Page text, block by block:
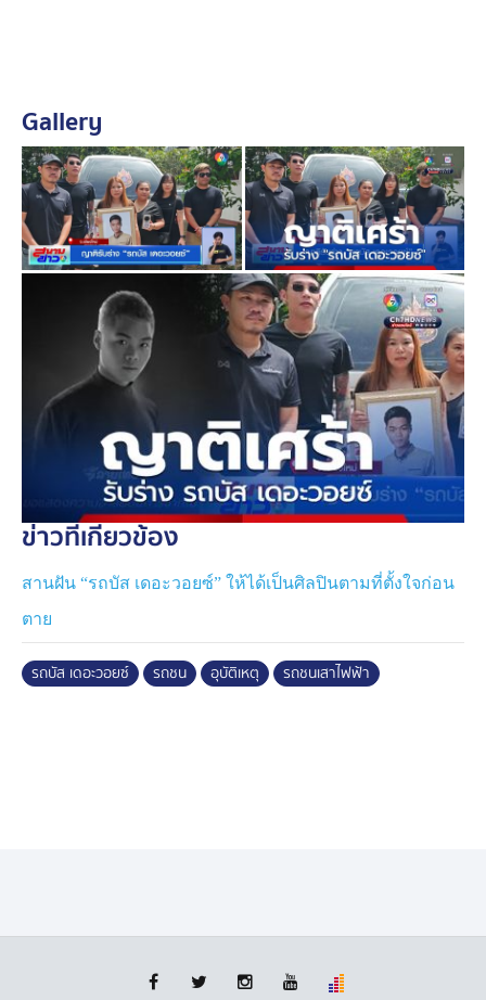
กำกับการ สภ.ช้างเผือก เผยว่า ผลตรวจปริมาณแอลกอฮอล์
ในเลือด นายทรงชัย อายุ 25 ปี คนขับรถกระบะ ที่ขณะนี้ยัง
คงนอนรักษาตัวอยู่ที่โรงพยาบาลนครพิงค์ พบมีค่า 29.2
มิลลิกรัมเปอร์เซ็นต์ ไม่เข้าเกณฑ์ข้อหาเมาแล้วขับ
แต่พฤติการณ์ที่เกิดขึ้นเข้าข่ายความผิดฐานขับรถโดย
ประมาทเป็นเหตุทำให้ทรัพย์สินผู้อื่นเสียหาย และขับรถโดย
ประมาททำให้ผู้อื่นเสียชีวิต
ขณะเดียวกันเมื่อวาน พนักงานสอบสวนเร่งทยอยสอบผู้ได้รับ
ความเสียหายที่มีมากกว่า 20 ราย ยอมรับว่า ต้องใช้เวลา
สอบสวนอีกสักระยะจนกว่าจะสอบปากคำผู้เสียหายได้ครบ
ทุกคน รวมทั้งขณะนี้ยังรอผลประเมินความเสียหายจากการ
ไฟฟ้าฯ หากพยานหลักฐานและสอบปากคำครบถ้วน จึงจะ
สรุปสำนวนส่งฟ้องศาล
Gallery
ข่าวที่เกี่ยวข้อง
สานฝัน “รถบัส เดอะวอยซ์” ให้ได้เป็นศิลปินตามที่ตั้งใจก่อน
ตาย
รถบัส เดอะวอยซ์ รถชน อุบัติเหตุ รถชนเสาไฟฟ้า